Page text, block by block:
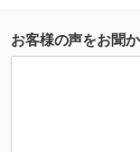
お客様の声をお聞